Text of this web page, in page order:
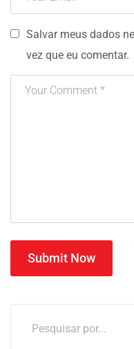
Salvar meus dados
vez que eu comentar.
Submit Now